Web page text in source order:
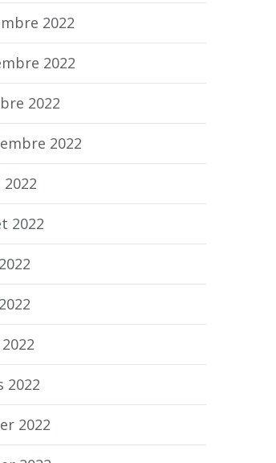
2022
2022
2022
2022
2022
2022
2022